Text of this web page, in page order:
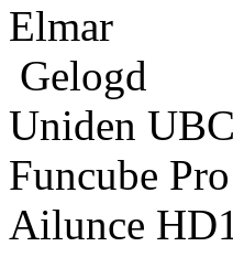
Elmar
Gelogd
Uniden
Funcube Pro
Ailunce